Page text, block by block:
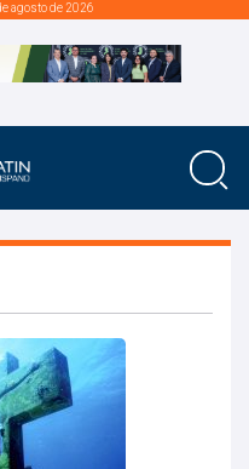
agosto de 2026